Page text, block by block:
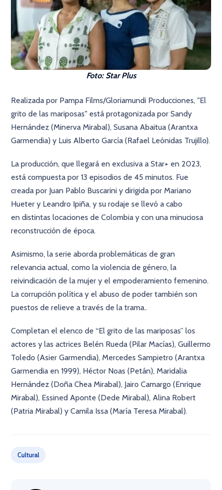
Foto: Star Plus
Realizada por Pampa Films/Gloriamundi Producciones, "El
grito de las mariposas" está protagonizada por Sandy
Hernández (Minerva Mirabal), Susana Abaitua (Arantxa
Garmendia) y Luis Alberto García (Rafael Leónidas Trujillo).
La producción, que llegará en exclusiva a Star+ en 2023,
está compuesta por 13 episodios de 45 minutos. Fue
creada por Juan Pablo Buscarini y dirigida por Mariano
Hueter y Leandro Ipiña, y su rodaje se llevó a cabo
en distintas locaciones de Colombia y con una minuciosa
reconstrucción de época.
Asimismo, la serie aborda problemáticas de gran
relevancia actual, como la violencia de género, la
reivindicación de la mujer y el empoderamiento femenino.
La corrupción política y el abuso de poder también son
puestos de relieve a través de la trama..
Completan el elenco de “El grito de las mariposas” los
actores y las actrices Belén Rueda (Pilar Macías), Guillermo
Toledo (Asier Garmendia), Mercedes Sampietro (Arantxa
Garmendia en 1999), Héctor Noas (Petán), Maridalia
Hernández (Doña Chea Mirabal), Jairo Camargo (Enrique
Mirabal), Essined Aponte (Dede Mirabal), Alina Robert
(Patria Mirabal) y Camila Issa (María Teresa Mirabal).
Cultural